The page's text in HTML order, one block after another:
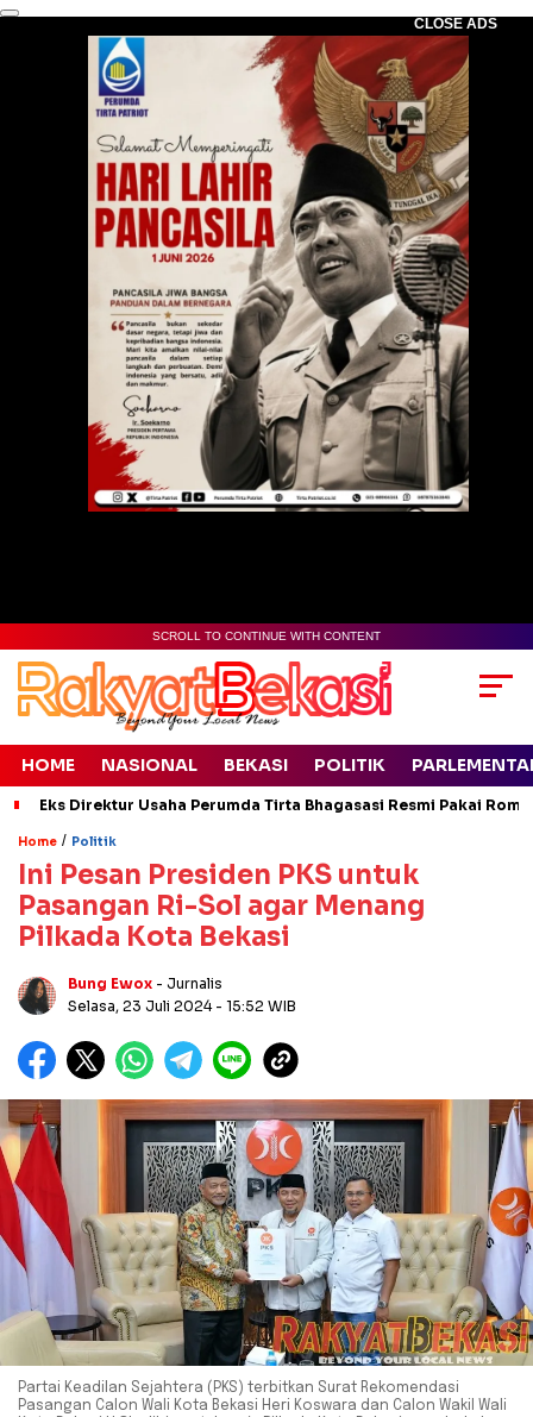
CLOSE ADS
SCROLL TO CONTINUE WITH CONTENT
HOME NASIONAL BEKASI POLITIK
Eks Direktur Usaha Perumda Tirta Bhagasasi Resmi Pakai
Home / Politik
Ini Pesan Presiden PKS untuk
Pasangan Ri-Sol agar Menang
Pilkada Kota Bekasi
Bung Ewox - Jurnalis
Selasa, 23 Juli 2024 - 15:52 WIB
Partai Keadilan Sejahtera (PKS) terbitkan Surat Rekomendasi
Pasangan Calon Wali Kota Bekasi Heri Koswara dan Calon Wakil Wali